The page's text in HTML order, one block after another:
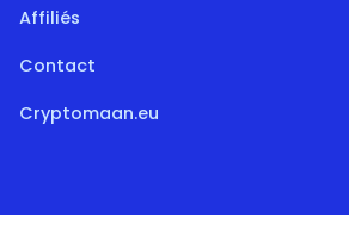
Affiliés
Contact
Cryptomaan.eu